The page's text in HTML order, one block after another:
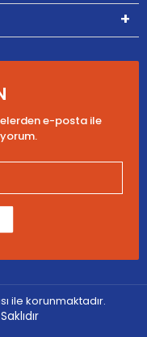
e-posta ile
ile korunmaktadır.